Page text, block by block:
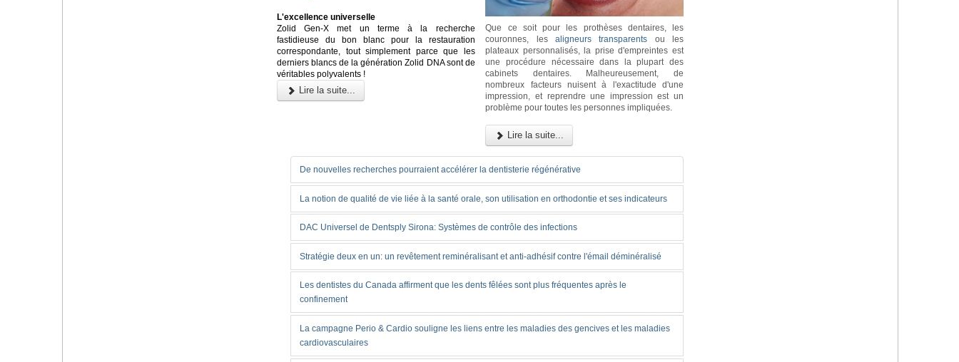
L'excellence universelle
Zolid Gen-X met un terme à la recherche
fastidieuse du bon blanc pour la restauration
correspondante, tout simplement parce que les
derniers blancs de la génération Zolid DNA sont de
véritables polyvalents !
Lire la suite...
Que ce soit pour les prothèses dentaires, les
couronnes, les aligneurs transparents ou les
plateaux personnalisés, la prise d'empreintes est
une procédure nécessaire dans la plupart des
cabinets dentaires. Malheureusement, de
nombreux facteurs nuisent à l'exactitude d'une
impression, et reprendre une impression est un
problème pour toutes les personnes impliquées.
Lire la suite...
De nouvelles recherches pourraient accélérer la dentisterie régénérative
La notion de qualité de vie liée à la santé orale, son utilisation en orthodontie et ses indicateurs
DAC Universel de Dentsply Sirona: Systèmes de contrôle des infections
Stratégie deux en un: un revêtement reminéralisant et anti-adhésif contre l'émail déminéralisé
Les dentistes du Canada affirment que les dents fêlées sont plus fréquentes après le
confinement
La campagne Perio & Cardio souligne les liens entre les maladies des gencives et les maladies
cardiovasculaires